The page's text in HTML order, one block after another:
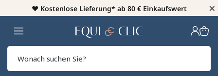
♥️ Kostenlose Lieferung* ab 80 € Einkaufswert ×
Heim